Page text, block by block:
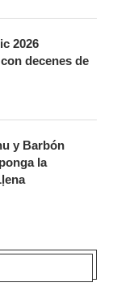
2026
decenes de
y Barbón
la